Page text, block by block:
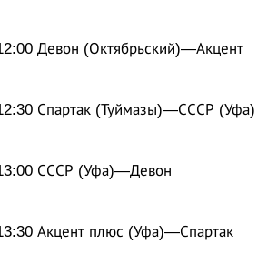
Девон (Октябрьский)—Акцент
Спартак (Туймазы)—СССР (Уфа)
СССР (Уфа)—Девон
Акцент плюс (Уфа)—Спартак